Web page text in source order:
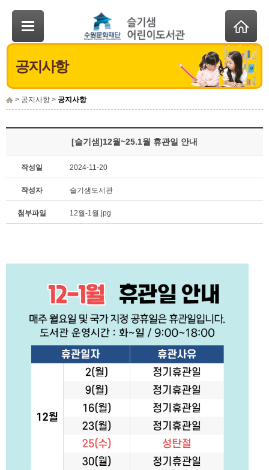
> 공지사항 > 공지사항
공지사항
[슬기샘]12월~25.1월 휴관일 안내
작성일 2024-11-20
작성자 슬기샘도서관
첨부파일 12월-1월.jpg